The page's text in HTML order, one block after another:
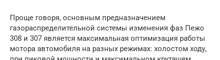
Проще говоря, основным предназначением
газораспределительной системы изменения фаз Пежо
308 и 307 является максимальная оптимизация работы
мотора автомобиля на разных режимах: холостом ходу,